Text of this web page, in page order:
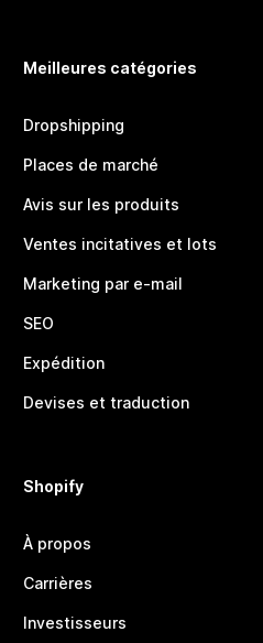
Meilleures catégories
Dropshipping
Places de marché
Avis sur les produits
Ventes incitatives et lots
Marketing par e-mail
SEO
Expédition
Devises et traduction
Shopify
À propos
Carrières
Investisseurs